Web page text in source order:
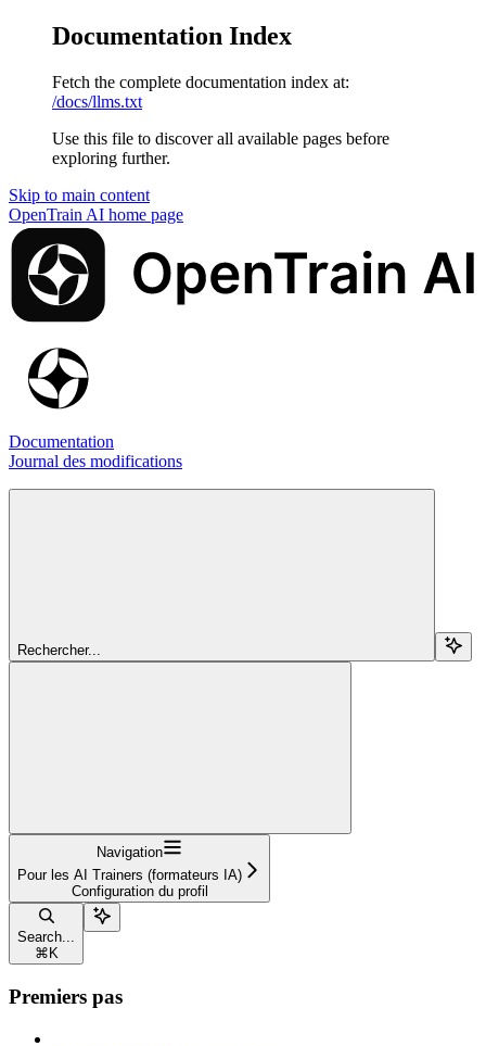
Documentation Index
Fetch the complete documentation index at:
/docs/llms.txt
Use this file to discover all available pages before
exploring further.
Skip to main content
OpenTrain AI home page
Documentation
Journal des modifications
Rechercher...
Navigation
Pour les AI Trainers (formateurs IA)
Configuration du profil
Search...
⌘ K
Premiers pas